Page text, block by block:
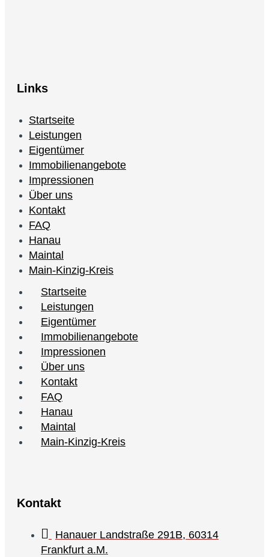
Links
Startseite
Leistungen
Eigentümer
Immobilienangebote
Impressionen
Über uns
Kontakt
FAQ
Hanau
Maintal
Main-Kinzig-Kreis
Startseite
Leistungen
Eigentümer
Immobilienangebote
Impressionen
Über uns
Kontakt
FAQ
Hanau
Maintal
Main-Kinzig-Kreis
Kontakt
Hanauer Landstraße 291B, 60314
Frankfurt a.M.